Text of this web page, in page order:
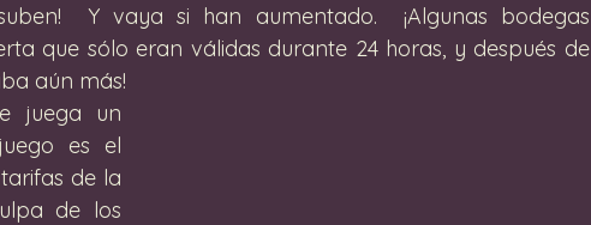
Y vaya si han aumentado.  ¡Algunas bodegas
que sólo eran válidas durante 24 horas, y después de
aún más!
juega un
es el
de la
de los